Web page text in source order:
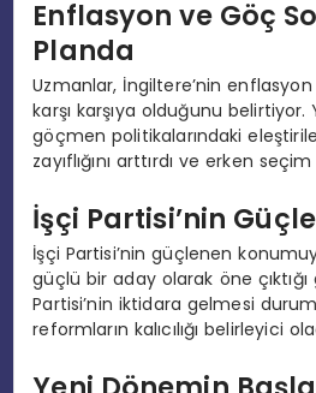
Enflasyon ve Göç
Planda
Uzmanlar, İngiltere’nin
karşı karşıya olduğunu
göçmen politikalarındaki
zayıflığını arttırdı ve erken seçim
İşçi Partisi’nin
İşçi Partisi’nin güçlenen
güçlü bir aday olarak öne
Partisi’nin iktidara gelmesi
reformların kalıcılığı belirleyici